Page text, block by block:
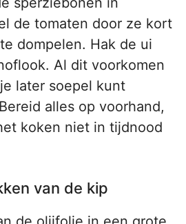
de tomaten door ze kort
dompelen. Hak de ui
Al dit voorkomen
later soepel kunt
Bereid alles op voorhand,
koken niet in tijdnood
van de kip